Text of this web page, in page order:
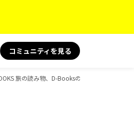
コミュニティを見る
旅の読み物、D-Booksのガイドブック一覧